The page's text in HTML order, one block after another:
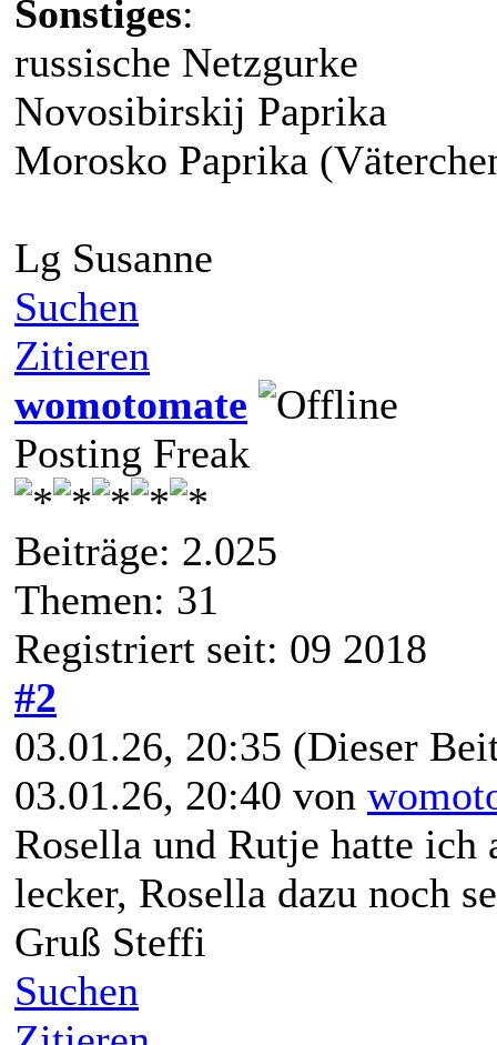
Sonstiges:
russische Netzgurke
Novosibirskij Paprika
Morosko Paprika
Lg Susanne
Suchen
Zitieren
womotomate
Posting Freak
Beiträge: 2.025
Themen: 31
Registriert seit: 09 2018
#2
03.01.26, 20:35 (Dieser
03.01.26, 20:40 von
Rosella und Rutje hatte ich
lecker, Rosella dazu noch
Gruß Steffi
Suchen